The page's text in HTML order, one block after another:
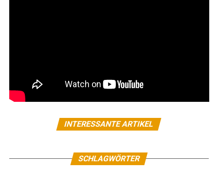
INTERESSANTE ARTIKEL
SCHLAGWÖRTER